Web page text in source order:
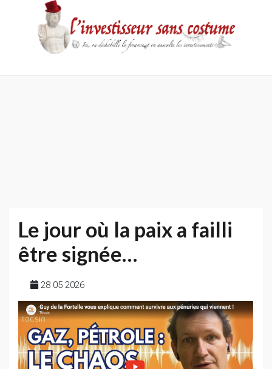
confidentialité
Le jour où la paix a failli
être signée…
28 05 2026